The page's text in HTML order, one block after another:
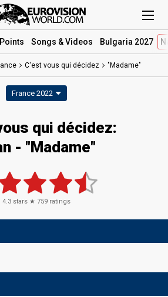
Songs & Videos Bulgaria 2027
C'est vous qui décidez "Madame"
France 2022
qui décidez:
- "Madame"
4.3 stars ★ 759 ratings